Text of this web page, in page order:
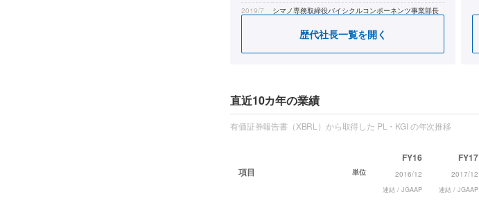
2019/7
シマノ専務取締役バイシクルコンポーネンツ事業部長
シマノ専務取締役バイシクルコンポーネンツ事業部長
2021/3
シマノ代表取締役社長(現在)
歴代社長一覧を開く
直近10カ年の業績
有価証券報告書（XBRL）から取得した PL・KGI の年次推移
項目 単位
FY16
2016/12
連結 / JGAAP
FY17
2017/12
連結 / JGAAP